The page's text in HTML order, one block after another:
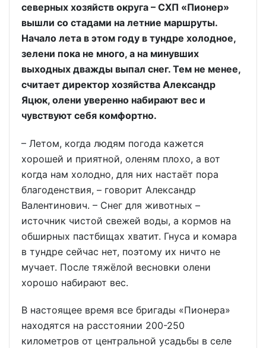
северных хозяйств округа – СХП «Пионер»
вышли со стадами на летние маршруты.
Начало лета в этом году в тундре холодное,
зелени пока не много, а на минувших
выходных дважды выпал снег. Тем не менее,
считает директор хозяйства Александр
Яцюк, олени уверенно набирают вес и
чувствуют себя комфортно.
– Летом, когда людям погода кажется
хорошей и приятной, оленям плохо, а вот
когда нам холодно, для них настаёт пора
благоденствия, – говорит Александр
Валентинович. – Снег для животных –
источник чистой свежей воды, а кормов на
обширных пастбищах хватит. Гнуса и комара
в тундре сейчас нет, поэтому их ничто не
мучает. После тяжёлой весновки олени
хорошо набирают вес.
В настоящее время все бригады «Пионера»
находятся на расстоянии 200-250
километров от центральной усадьбы в селе